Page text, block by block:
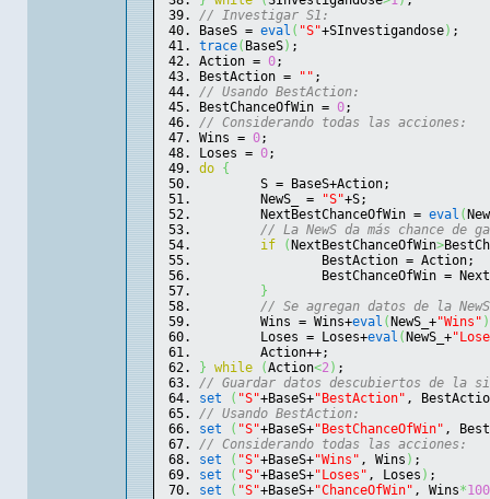
// Investigar S1:
BaseS = eval ( "S"+SInvestigandose) ;
trace( BaseS) ;
Action = 0;
BestAction =
"" ;
// Usando BestAction:
BestChanceOfWin = 0;
// Considerando todas las acciones:
Wins = 0;
Loses = 0;
do {
	S = BaseS+Action;
	NewS_ =
"S"+S;
	NextBestChanceOfWin =
eval (
// La NewS da más chance de
if
( NextBestChanceOfWin>
		BestAction = Action;
BestChanceOfWin =
}
// Se agregan datos de la
	Wins = Wins+
eval ( NewS_+"Wins" )
	Loses = Loses+
eval ( NewS_+
	Action++;
} while (Action<2) ;
// Guardar datos descubiertos de la
set
( "S"+BaseS+"BestAction" ,
// Usando BestAction:
set
( "S"+BaseS+"BestChanceOfWin" ,
// Considerando todas las acciones:
set
( "S"+BaseS+"Wins" , Wins ) ;
set
( "S"+BaseS+"Loses" , Loses ) ;
set
( "S"+BaseS+"ChanceOfWin" , Wins*100